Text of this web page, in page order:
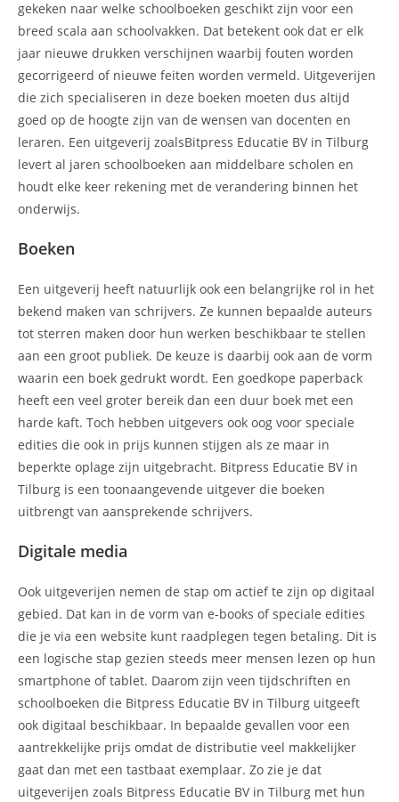
gekeken naar welke schoolboeken geschikt zijn voor een
breed scala aan schoolvakken. Dat betekent ook dat er elk
jaar nieuwe drukken verschijnen waarbij fouten worden
gecorrigeerd of nieuwe feiten worden vermeld. Uitgeverijen
die zich specialiseren in deze boeken moeten dus altijd
goed op de hoogte zijn van de wensen van docenten en
leraren. Een uitgeverij zoalsBitpress Educatie BV in Tilburg
levert al jaren schoolboeken aan middelbare scholen en
houdt elke keer rekening met de verandering binnen het
onderwijs.
Boeken
Een uitgeverij heeft natuurlijk ook een belangrijke rol in het
bekend maken van schrijvers. Ze kunnen bepaalde auteurs
tot sterren maken door hun werken beschikbaar te stellen
aan een groot publiek. De keuze is daarbij ook aan de vorm
waarin een boek gedrukt wordt. Een goedkope paperback
heeft een veel groter bereik dan een duur boek met een
harde kaft. Toch hebben uitgevers ook oog voor speciale
edities die ook in prijs kunnen stijgen als ze maar in
beperkte oplage zijn uitgebracht. Bitpress Educatie BV in
Tilburg is een toonaangevende uitgever die boeken
uitbrengt van aansprekende schrijvers.
Digitale media
Ook uitgeverijen nemen de stap om actief te zijn op digitaal
gebied. Dat kan in de vorm van e-books of speciale edities
die je via een website kunt raadplegen tegen betaling. Dit is
een logische stap gezien steeds meer mensen lezen op hun
smartphone of tablet. Daarom zijn veen tijdschriften en
schoolboeken die Bitpress Educatie BV in Tilburg uitgeeft
ook digitaal beschikbaar. In bepaalde gevallen voor een
aantrekkelijke prijs omdat de distributie veel makkelijker
gaat dan met een tastbaat exemplaar. Zo zie je dat
uitgeverijen zoals Bitpress Educatie BV in Tilburg met hun